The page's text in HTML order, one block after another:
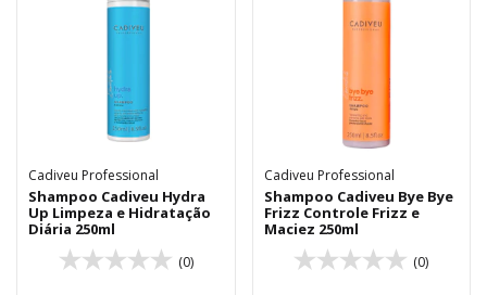
Cadiveu Professional
Shampoo Cadiveu Hydra
Up Limpeza e Hidratação
Diária 250ml
(0)
Cadiveu Professional
Shampoo Cadiveu Bye Bye
Frizz Controle Frizz e
Maciez 250ml
(0)